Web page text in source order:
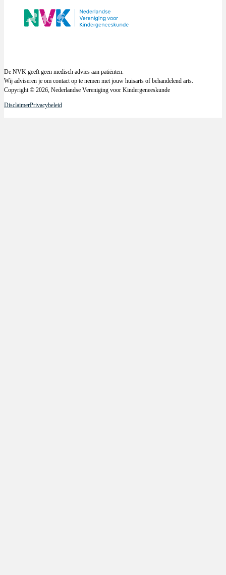
De NVK geeft geen medisch advies aan patiënten.
Wij adviseren je om contact op te nemen met jouw huisarts of behandelend arts.
Copyright © 2026, Nederlandse Vereniging voor Kindergeneeskunde
DisclaimerPrivacybeleid